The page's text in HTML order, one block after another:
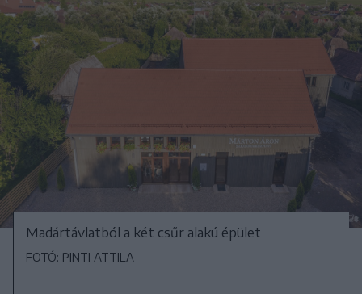
Madártávlatból a két csűr alakú épület
FOTÓ: PINTI ATTILA